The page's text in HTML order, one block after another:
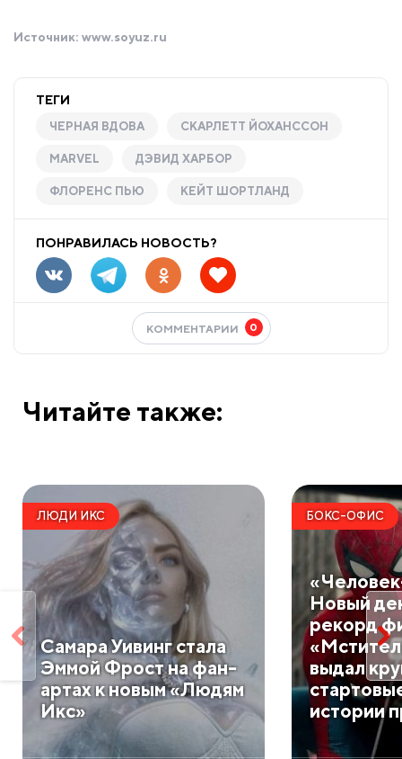
Источник: www.soyuz.ru
ТЕГИ
ЧЕРНАЯ ВДОВА СКАРЛЕТТ ЙОХАНССОН
MARVEL ДЭВИД ХАРБОР
ФЛОРЕНС ПЬЮ КЕЙТ ШОРТЛАНД
ПОНРАВИЛАСЬ НОВОСТЬ?
КОММЕНТАРИИ 0
Читайте также:
ЛЮДИ ИКС
Самара Уивинг стала
Эммой Фрост на фан-
артах к новым «Людям
Икс»
БОКС-ОФИС
Новый
рекорд
выдал
истории